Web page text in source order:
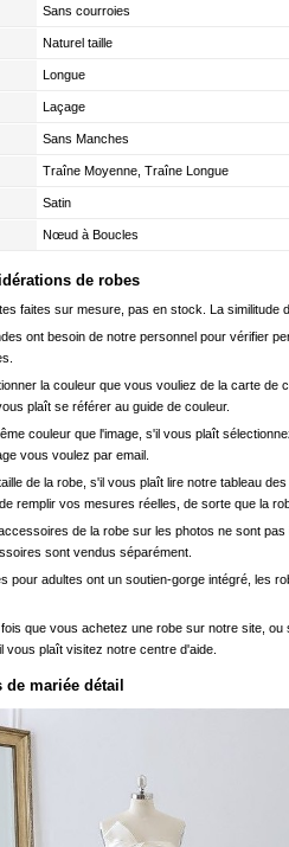
Sans courroies
Naturel taille
Longue
Laçage
Sans Manches
Traîne Moyenne, Traîne Longue
Satin
Nœud à Boucles
de robes
faites sur mesure, pas en stock. La similitude
ont besoin de notre personnel pour vérifier
la couleur que vous vouliez de la carte
plaît se référer au guide de couleur.
couleur que l'image, s'il vous plaît
vous voulez par email.
de la robe, s'il vous plaît lire notre tableau
remplir vos mesures réelles, de sorte que la
de la robe sur les photos ne sont
sont vendus séparément.
pour adultes ont un soutien-gorge intégré, les
que vous achetez une robe sur notre site,
vous plaît visitez notre centre d'aide.
de mariée détail